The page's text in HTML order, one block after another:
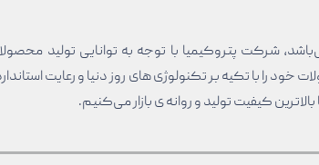
شرکت پتروکیمیا با توجه به توانایی تولید
با تکیه بر تکنولوژی های روز دنیا و رعایت
کیفیت تولید و روانه ی بازار می‌کنیم.